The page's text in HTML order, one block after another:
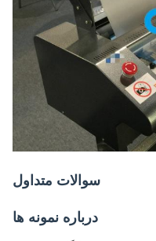
سوالات متداول
درباره نمونه ها